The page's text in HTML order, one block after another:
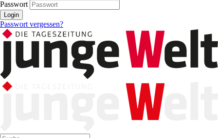
Passwort
Login
Passwort vergessen?